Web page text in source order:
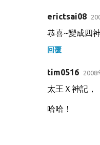
erictsai08
恭喜~變成四
回覆
tim0516 2008
太王Ｘ神記，
哈哈！